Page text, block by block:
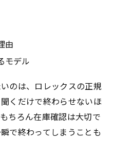
由
モデル
のは、ロレックスの正規
くだけで終わらせないほ
ちろん在庫確認は大切で
で終わってしまうことも